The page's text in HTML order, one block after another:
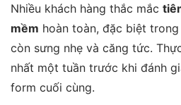
Nhiều khách hàng thắc mắc
mềm hoàn toàn, đặc biệt
còn sưng nhẹ và căng tức.
nhất một tuần trước khi đánh
form cuối cùng.